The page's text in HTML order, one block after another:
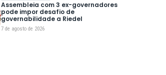
Assembleia com 3 ex-governadores
pode impor desafio de
governabilidade a Riedel
7 de agosto de 2026